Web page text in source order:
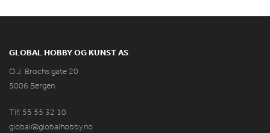
GLOBAL HOBBY OG KUNST AS
O.J. Brochs gate 20
5006 Bergen
Tlf: 55 55 32 10
global@globalhobby.no